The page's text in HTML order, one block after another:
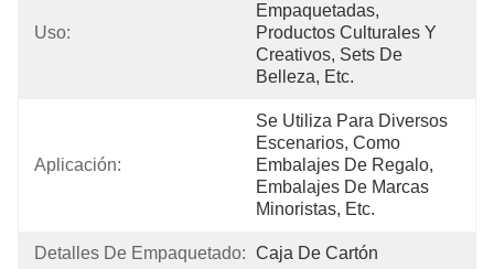
Uso:
Empaquetadas,
Productos Culturales Y
Creativos, Sets De
Belleza, Etc.
Aplicación:
Se Utiliza Para Diversos
Escenarios, Como
Embalajes De Regalo,
Embalajes De Marcas
Minoristas, Etc.
Detalles De Empaquetado: Caja De Cartón